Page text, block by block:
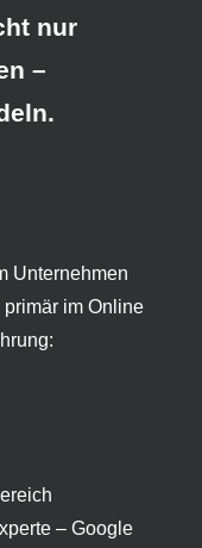
nur
–
Unternehmen
im Online
– Google